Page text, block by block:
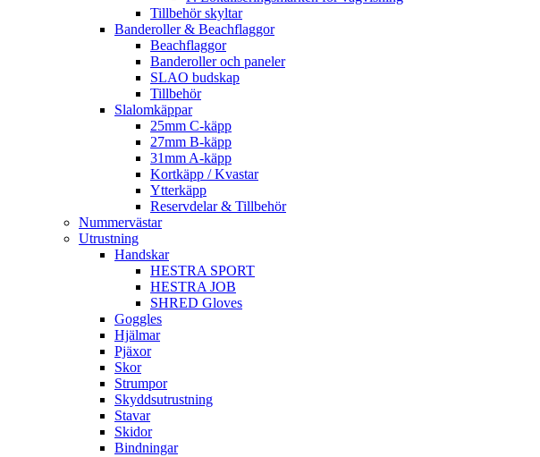
Tillbehör skyltar
Banderoller & Beachflaggor
Beachflaggor
Banderoller och paneler
SLAO budskap
Tillbehör
Slalomkäppar
25mm C-käpp
27mm B-käpp
31mm A-käpp
Kortkäpp / Kvastar
Ytterkäpp
Reservdelar & Tillbehör
Nummervästar
Utrustning
Handskar
HESTRA SPORT
HESTRA JOB
SHRED Gloves
Goggles
Hjälmar
Pjäxor
Skor
Strumpor
Skyddsutrustning
Stavar
Skidor
Bindningar